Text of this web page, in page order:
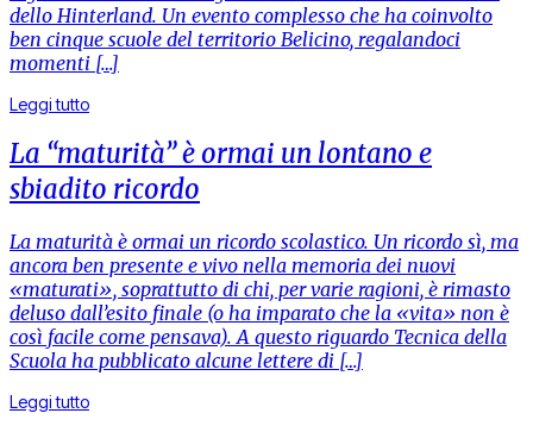
dello Hinterland. Un evento complesso che ha coinvolto
ben cinque scuole del territorio Belicino, regalandoci
momenti […]
Leggi tutto
La “maturità” è ormai un lontano e
sbiadito ricordo
La maturità è ormai un ricordo scolastico. Un ricordo sì, ma
ancora ben presente e vivo nella memoria dei nuovi
«maturati», soprattutto di chi, per varie ragioni, è rimasto
deluso dall’esito finale (o ha imparato che la «vita» non è
così facile come pensava). A questo riguardo Tecnica della
Scuola ha pubblicato alcune lettere di […]
Leggi tutto